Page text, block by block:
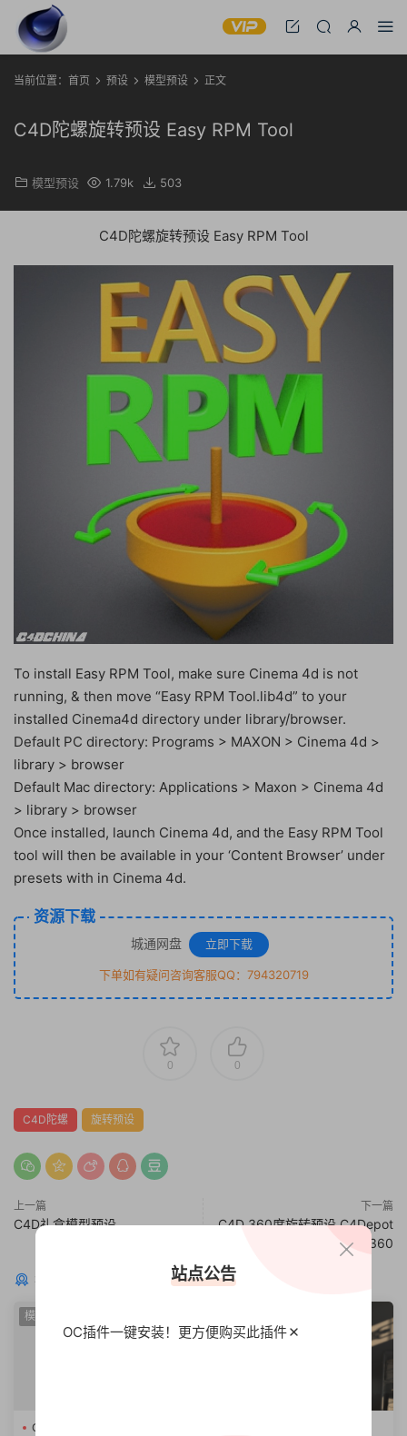
当前位置： 首页 预设 模型预设 正文
C4D陀螺旋转预设 Easy RPM Tool
模型预设 1.79k 503
C4D陀螺旋转预设 Easy RPM Tool
To install Easy RPM Tool, make sure Cinema 4d is not
running, & then move “Easy RPM Tool.lib4d” to your
installed Cinema4d directory under library/browser.
Default PC directory: Programs > MAXON > Cinema 4d >
library > browser
Default Mac directory: Applications > Maxon > Cinema 4d
> library > browser
Once installed, launch Cinema 4d, and the Easy RPM Tool
tool will then be available in your ‘Content Browser’ under
presets with in Cinema 4d.
资源下载
城通网盘 立即下载
下单如有疑问咨询客服QQ：794320719
0 0
C4D陀螺 旋转预设
上一篇
C4D礼盒模型预设
下一篇
C4D 360度旋转预设 C4Depot
Easy 360
猜你喜欢
模型预设
C4D模型
站点公告
OC插件一键安装！更方便购买此插件